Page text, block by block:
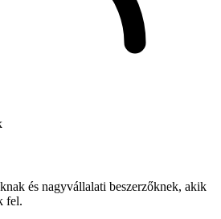
és nagyvállalati beszerzőknek, akik
fel.